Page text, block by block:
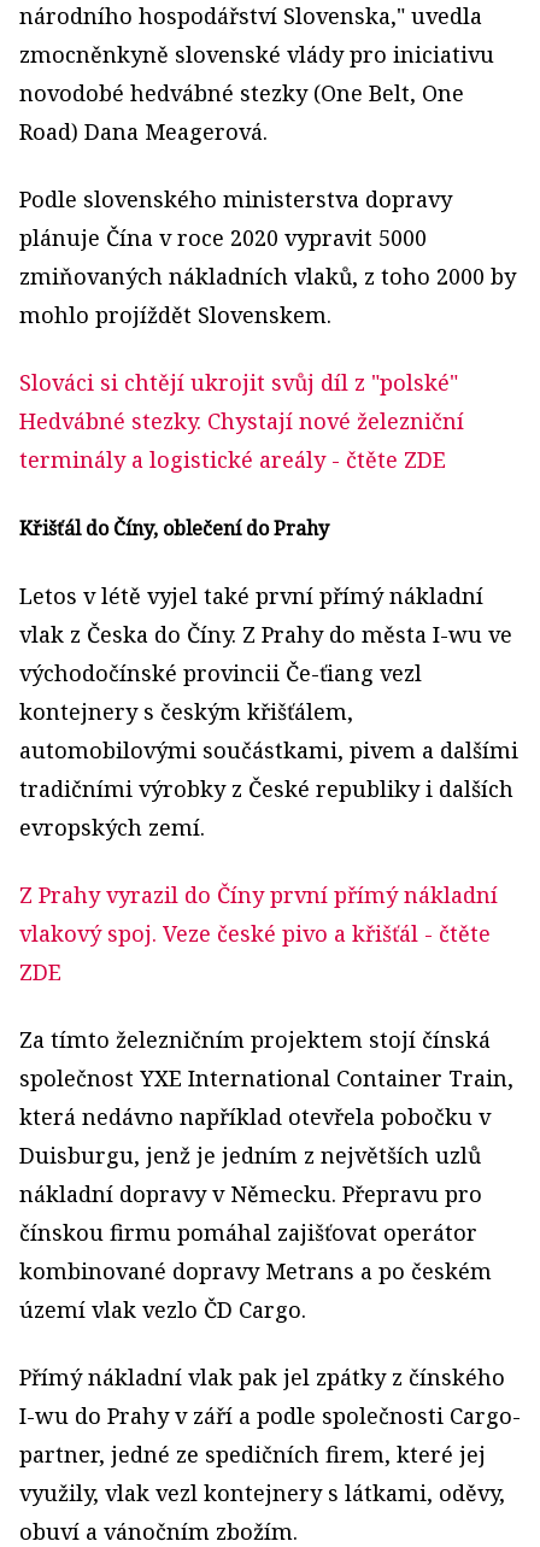
národního hospodářství Slovenska," uvedla
zmocněnkyně slovenské vlády pro iniciativu
novodobé hedvábné stezky (One Belt, One
Road) Dana Meagerová.
Podle slovenského ministerstva dopravy
plánuje Čína v roce 2020 vypravit 5000
zmiňovaných nákladních vlaků, z toho 2000 by
mohlo projíždět Slovenskem.
Slováci si chtějí ukrojit svůj díl z "polské"
Hedvábné stezky. Chystají nové železniční
terminály a logistické areály- čtěte ZDE
Křišťál do Číny, oblečení do Prahy
Letos v létě vyjel také první přímý nákladní
vlak z Česka do Číny. Z Prahy do města I-wu ve
východočínské provincii Če-ťiang vezl
kontejnery s českým křišťálem,
automobilovými součástkami, pivem a dalšími
tradičními výrobky z České republiky i dalších
evropských zemí.
Z Prahy vyrazil do Číny první přímý nákladní
vlakový spoj. Veze české pivo a křišťál - čtěte
ZDE
Za tímto železničním projektem stojí čínská
společnost YXE International Container Train,
která nedávno například otevřela pobočku v
Duisburgu, jenž je jedním z největších uzlů
nákladní dopravy v Německu. Přepravu pro
čínskou firmu pomáhal zajišťovat operátor
kombinované dopravy Metrans a po českém
území vlak vezlo ČD Cargo.
Přímý nákladní vlak pak jel zpátky z čínského
I-wu do Prahy v září a podle společnosti Cargo-
partner, jedné ze spedičních firem, které jej
využily, vlak vezl kontejnery s látkami, oděvy,
obuví a vánočním zbožím.